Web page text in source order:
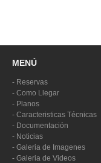
MENÚ
- Reservas
- Como Llegar
- Planos
- Caracteristicas Técnicas
- Documentación
- Noticias
- Galeria de Imagenes
- Galeria de Videos